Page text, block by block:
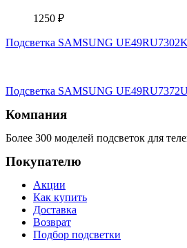
1250 ₽
Подсветка SAMSUNG UE49RU7302K
Подсветка SAMSUNG
Компания
Более 300 моделей подсветок для
Покупателю
Акции
Как купить
Доставка
Возврат
Подбор подсветки